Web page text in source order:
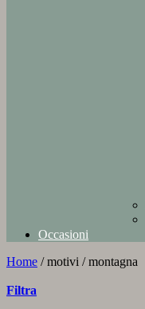
Occasioni
Home /motivi /montagna
Filtra